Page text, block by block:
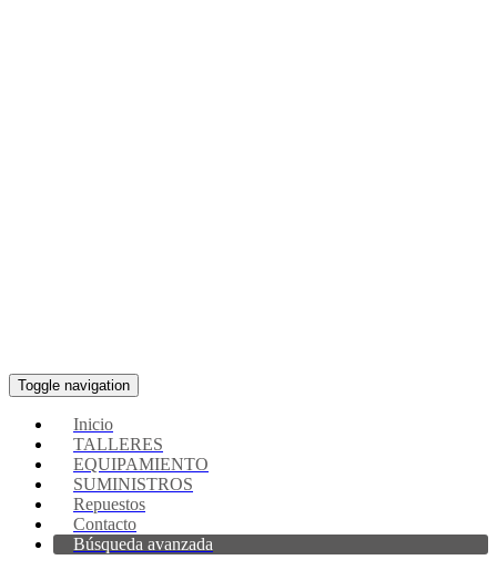
Toggle navigation
Inicio
TALLERES
EQUIPAMIENTO
SUMINISTROS
Repuestos
Contacto
Búsqueda avanzada